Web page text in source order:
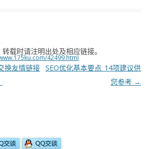
转载时请注明出处及相应链接。
42499.html
换友情链接 SEO优化基本要点_14项建议供
您参考 →